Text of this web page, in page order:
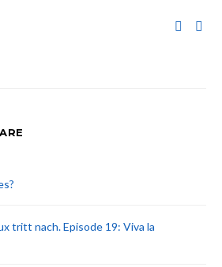
tritt nach. Episode 19: Viva la